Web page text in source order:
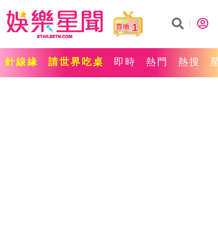
1
針線緣 請世界吃桌 即時 熱門 熱搜